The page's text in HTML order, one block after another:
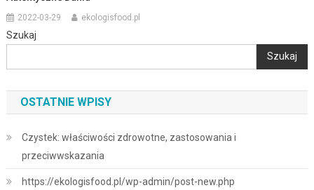
2022-03-29 ekologisfood.pl
Szukaj
Szukaj
OSTATNIE WPISY
Czystek: właściwości zdrowotne, zastosowania i
przeciwwskazania
https://ekologisfood.pl/wp-admin/post-new.php